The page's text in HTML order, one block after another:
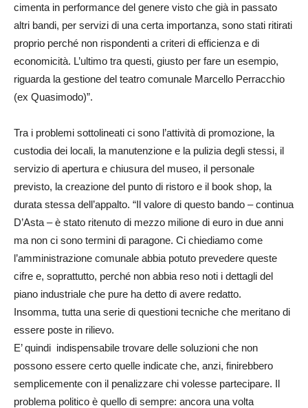
cimenta in performance del genere visto che già in passato
altri bandi, per servizi di una certa importanza, sono stati ritirati
proprio perché non rispondenti a criteri di efficienza e di
economicità. L’ultimo tra questi, giusto per fare un esempio,
riguarda la gestione del teatro comunale Marcello Perracchio
(ex Quasimodo)”.
Tra i problemi sottolineati ci sono l’attività di promozione, la
custodia dei locali, la manutenzione e la pulizia degli stessi, il
servizio di apertura e chiusura del museo, il personale
previsto, la creazione del punto di ristoro e il book shop, la
durata stessa dell’appalto. “Il valore di questo bando – continua
D’Asta – è stato ritenuto di mezzo milione di euro in due anni
ma non ci sono termini di paragone. Ci chiediamo come
l’amministrazione comunale abbia potuto prevedere queste
cifre e, soprattutto, perché non abbia reso noti i dettagli del
piano industriale che pure ha detto di avere redatto.
Insomma, tutta una serie di questioni tecniche che meritano di
essere poste in rilievo.
E’ quindi indispensabile trovare delle soluzioni che non
possono essere certo quelle indicate che, anzi, finirebbero
semplicemente con il penalizzare chi volesse partecipare. Il
problema politico è quello di sempre: ancora una volta